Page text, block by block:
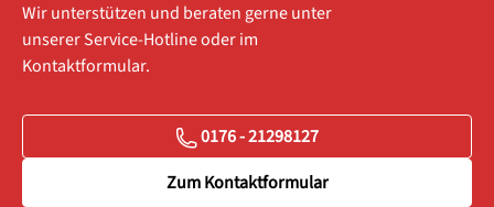
Wir unterstützen und beraten gerne unter
unserer Service-Hotline oder im
Kontaktformular.
0176 - 21298127
Zum Kontaktformular